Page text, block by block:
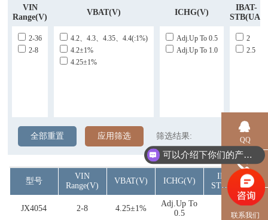
VIN
Range(V)
VBAT(V) ICHG(V)
IBAT-
STB(uA)
2-36
2-8
4.2、4.3、4.35、4.4(:1%)
4.2±1%
4.25±1%
Adj.up To 0.5
Adj.up To 1.0
2
2.5
全部重置 应用筛选 筛选结果:
型号
VIN
Range(V)
VBAT(V) ICHG(V)
IBAT-
STB(uA)
JX4054 2-8 4.25±1%
Adj.up To
0.5
QQ
电话
联系我们
可以介绍下你们的产品么？